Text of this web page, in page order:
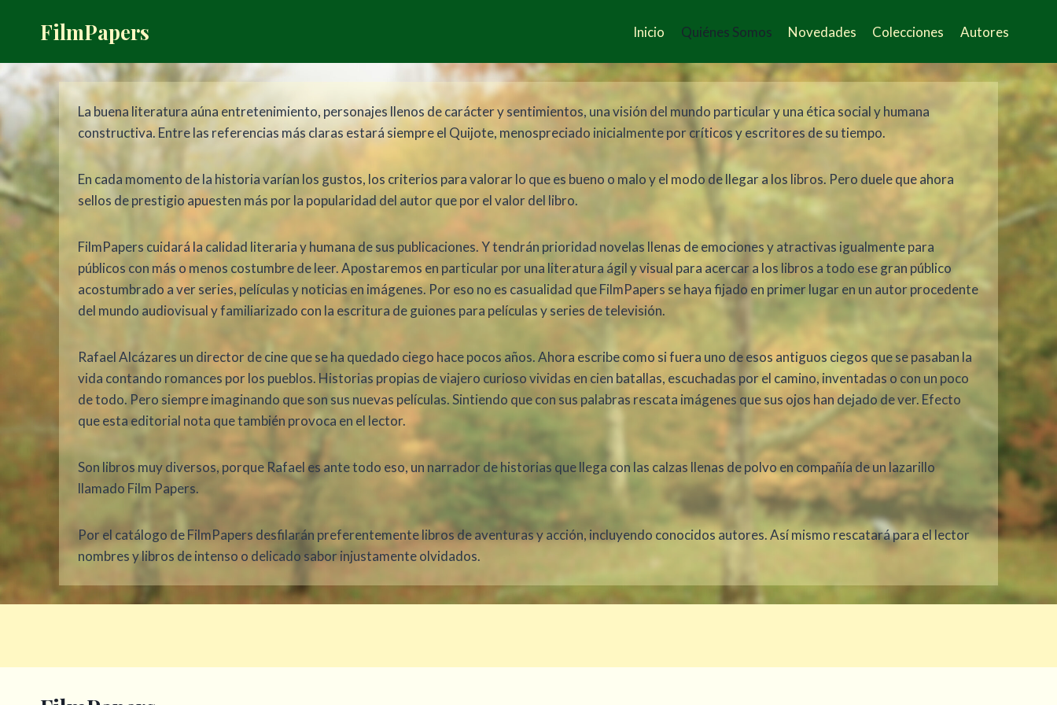
FilmPapers Inicio Quiénes Somos Novedades Colecciones Autores
La buena literatura aúna entretenimiento, personajes llenos de carácter y sentimientos, una visión del mundo particular y una ética social y humana
constructiva. Entre las referencias más claras estará siempre el Quijote, menospreciado inicialmente por críticos y escritores de su tiempo.
En cada momento de la historia varían los gustos, los criterios para valorar lo que es bueno o malo y el modo de llegar a los libros. Pero duele que ahora
sellos de prestigio apuesten más por la popularidad del autor que por el valor del libro.
FilmPapers cuidará la calidad literaria y humana de sus publicaciones. Y tendrán prioridad novelas llenas de emociones y atractivas igualmente para
públicos con más o menos costumbre de leer. Apostaremos en particular por una literatura ágil y visual para acercar a los libros a todo ese gran público
acostumbrado a ver series, películas y noticias en imágenes. Por eso no es casualidad que FilmPapers se haya fijado en primer lugar en un autor procedente
del mundo audiovisual y familiarizado con la escritura de guiones para películas y series de televisión.
Rafael Alcázares un director de cine que se ha quedado ciego hace pocos años. Ahora escribe como si fuera uno de esos antiguos ciegos que se pasaban la
vida contando romances por los pueblos. Historias propias de viajero curioso vividas en cien batallas, escuchadas por el camino, inventadas o con un poco
de todo. Pero siempre imaginando que son sus nuevas películas. Sintiendo que con sus palabras rescata imágenes que sus ojos han dejado de ver. Efecto
que esta editorial nota que también provoca en el lector.
Son libros muy diversos, porque Rafael es ante todo eso, un narrador de historias que llega con las calzas llenas de polvo en compañía de un lazarillo
llamado Film Papers.
Por el catálogo de FilmPapers desfilarán preferentemente libros de aventuras y acción, incluyendo conocidos autores. Así mismo rescatará para el lector
nombres y libros de intenso o delicado sabor injustamente olvidados.